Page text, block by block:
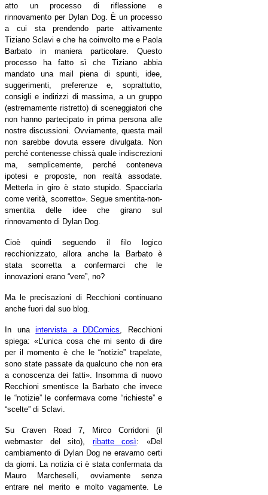
atto un processo di riflessione e
rinnovamento per Dylan Dog. È un processo
a cui sta prendendo parte attivamente
Tiziano Sclavi e che ha coinvolto me e Paola
Barbato in maniera particolare. Questo
processo ha fatto sì che Tiziano abbia
mandato una mail piena di spunti, idee,
suggerimenti, preferenze e, soprattutto,
consigli e indirizzi di massima, a un gruppo
(estremamente ristretto) di sceneggiatori che
non hanno partecipato in prima persona alle
nostre discussioni. Ovviamente, questa mail
non sarebbe dovuta essere divulgata. Non
perché contenesse chissà quale indiscrezioni
ma, semplicemente, perché conteneva
ipotesi e proposte, non realtà assodate.
Metterla in giro è stato stupido. Spacciarla
come verità, scorretto». Segue smentita-non-
smentita delle idee che girano sul
rinnovamento di Dylan Dog.
Cioè quindi seguendo il filo logico
recchionizzato, allora anche la Barbato è
stata scorretta a confermarci che le
innovazioni erano “vere”, no?
Ma le precisazioni di Recchioni continuano
anche fuori dal suo blog.
In unaintervista a DDComics , Recchioni
spiega: «L’unica cosa che mi sento di dire
per il momento è che le “notizie” trapelate,
sono state passate da qualcuno che non era
a conoscenza dei fatti». Insomma di nuovo
Recchioni smentisce la Barbato che invece
le “notizie” le confermava come “richieste” e
“scelte” di Sclavi.
Su Craven Road 7, Mirco Corridoni (il
webmaster del sito), ribatte così:«Del
cambiamento di Dylan Dog ne eravamo certi
da giorni. La notizia ci è stata confermata da
Mauro Marcheselli, ovviamente senza
entrare nel merito e molto vagamente. Le